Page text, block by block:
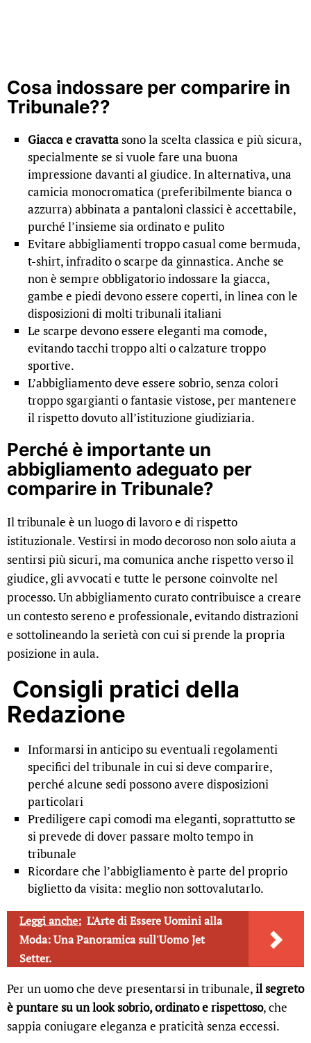
Cosa indossare per comparire in
Tribunale??
Giacca e cravattasono la scelta classica e più sicura,
specialmente se si vuole fare una buona
impressione davanti al giudice. In alternativa, una
camicia monocromatica (preferibilmente bianca o
azzurra) abbinata a pantaloni classici è accettabile,
purché l’insieme sia ordinato e pulito
Evitare abbigliamenti troppo casual come bermuda,
t-shirt, infradito o scarpe da ginnastica. Anche se
non è sempre obbligatorio indossare la giacca,
gambe e piedi devono essere coperti, in linea con le
disposizioni di molti tribunali italiani
Le scarpe devono essere eleganti ma comode,
evitando tacchi troppo alti o calzature troppo
sportive.
L’abbigliamento deve essere sobrio, senza colori
troppo sgargianti o fantasie vistose, per mantenere
il rispetto dovuto all’istituzione giudiziaria.
Perché è importante un
abbigliamento adeguato per
comparire in Tribunale?
Il tribunale è un luogo di lavoro e di rispetto
istituzionale. Vestirsi in modo decoroso non solo aiuta a
sentirsi più sicuri, ma comunica anche rispetto verso il
giudice, gli avvocati e tutte le persone coinvolte nel
processo. Un abbigliamento curato contribuisce a creare
un contesto sereno e professionale, evitando distrazioni
e sottolineando la serietà con cui si prende la propria
posizione in aula.
Consigli pratici della
Redazione
Informarsi in anticipo su eventuali regolamenti
specifici del tribunale in cui si deve comparire,
perché alcune sedi possono avere disposizioni
particolari
Prediligere capi comodi ma eleganti, soprattutto se
si prevede di dover passare molto tempo in
tribunale
Ricordare che l’abbigliamento è parte del proprio
biglietto da visita: meglio non sottovalutarlo.
Leggi anche: L'Arte di Essere Uomini alla
Moda: Una Panoramica sull'Uomo Jet
Setter.
Per un uomo che deve presentarsi in tribunale,il segreto
è puntare su un look sobrio, ordinato e rispettoso, che
sappia coniugare eleganza e praticità senza eccessi.